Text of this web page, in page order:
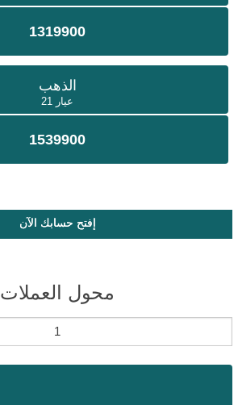
1319900
الذهب
عيار 21
1539900
إفتح حسابك الآن
محول العملات